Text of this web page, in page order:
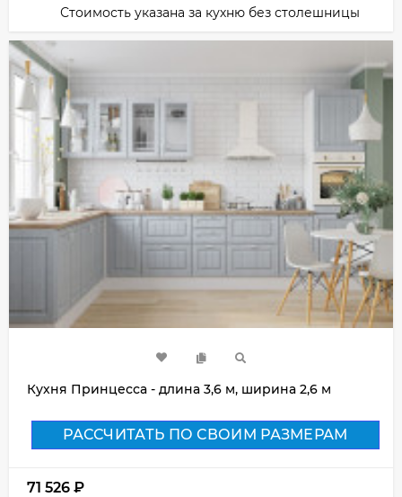
Стоимость указана за кухню без столешницы
Кухня Принцесса - длина 3,6 м, ширина 2,6 м
РАССЧИТАТЬ ПО СВОИМ РАЗМЕРАМ
71 526 ₽